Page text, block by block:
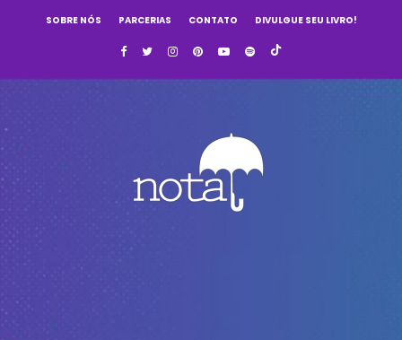
SOBRE NÓS PARCERIAS CONTATO DIVULGUE SEU LIVRO!